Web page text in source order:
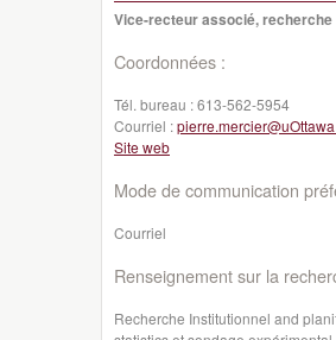
Vice-recteur associé,
Coordonnées :
Tél. bureau :613-562-5954
Courriel :
Site web
Mode de communication
Courriel
Renseignement sur la
Recherche Institutionnel and